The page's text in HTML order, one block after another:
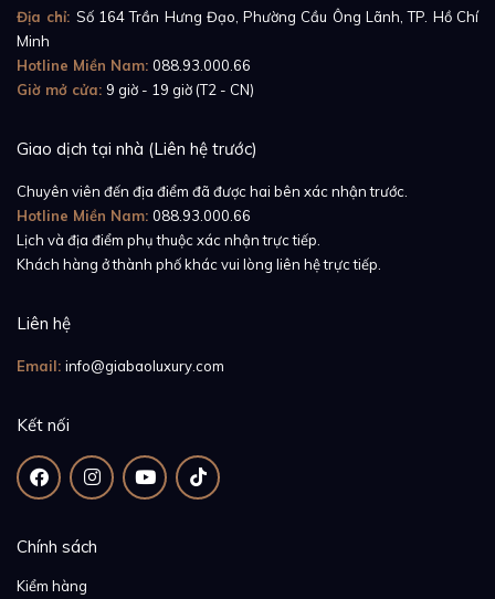
bảo được sự linh hoạt nhờ vào cơ chế Easylink được
lắp ở bộ khóa. Nhờ cơ chế này, người dùng có thể điều
chỉnh khoảng 5mm độ dài dây đeo.
Cuối cùng, chúng ta cần phải nhắc tới yếu tố quan
tự động Perpetual. Cỗ máy được sử dụng lần này
mang mã hiệu Caliber 3235, là phiên bản đời mới
được sản xuất bởi Rolex. Nó được giới thiệu lần đầu
Caliber 3235 vẫn hoạt động ở tần số 28,800, nhưng
có thời lượng cót được đẩy lên 70 giờ từ 48 giờ. Thêm
Chronergy độc quyền, giúp hạn chế bớt việc sử dụng
chất bôi trơn. Vì vậy, bộ máy có thể hoạt động bền bỉ
hơn, ít cần bảo trì, bảo dưỡng hơn.
Địa chỉ: Số 164 Trần Hưng Đạo, Phường Cầu Ông Lãnh, TP. Hồ Chí
Minh
Hotline Miền Nam: 088.93.000.66
Giờ mở cửa: 9 giờ - 19 giờ (T2 - CN)
Giao dịch tại nhà (Liên hệ trước)
Chuyên viên đến địa điểm đã được hai bên xác nhận trước.
Hotline Miền Nam: 088.93.000.66
Lịch và địa điểm phụ thuộc xác nhận trực tiếp.
Khách hàng ở thành phố khác vui lòng liên hệ trực tiếp.
Liên hệ
Email: info@giabaoluxury.com
Kết nối
Chính sách
Kiểm hàng